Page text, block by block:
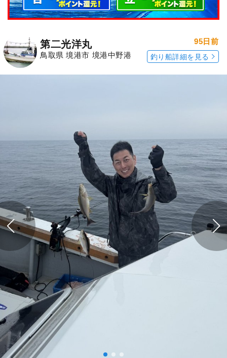
第二光洋丸
鳥取県 境港市 境港中野港
95日前
釣り船詳細を見る